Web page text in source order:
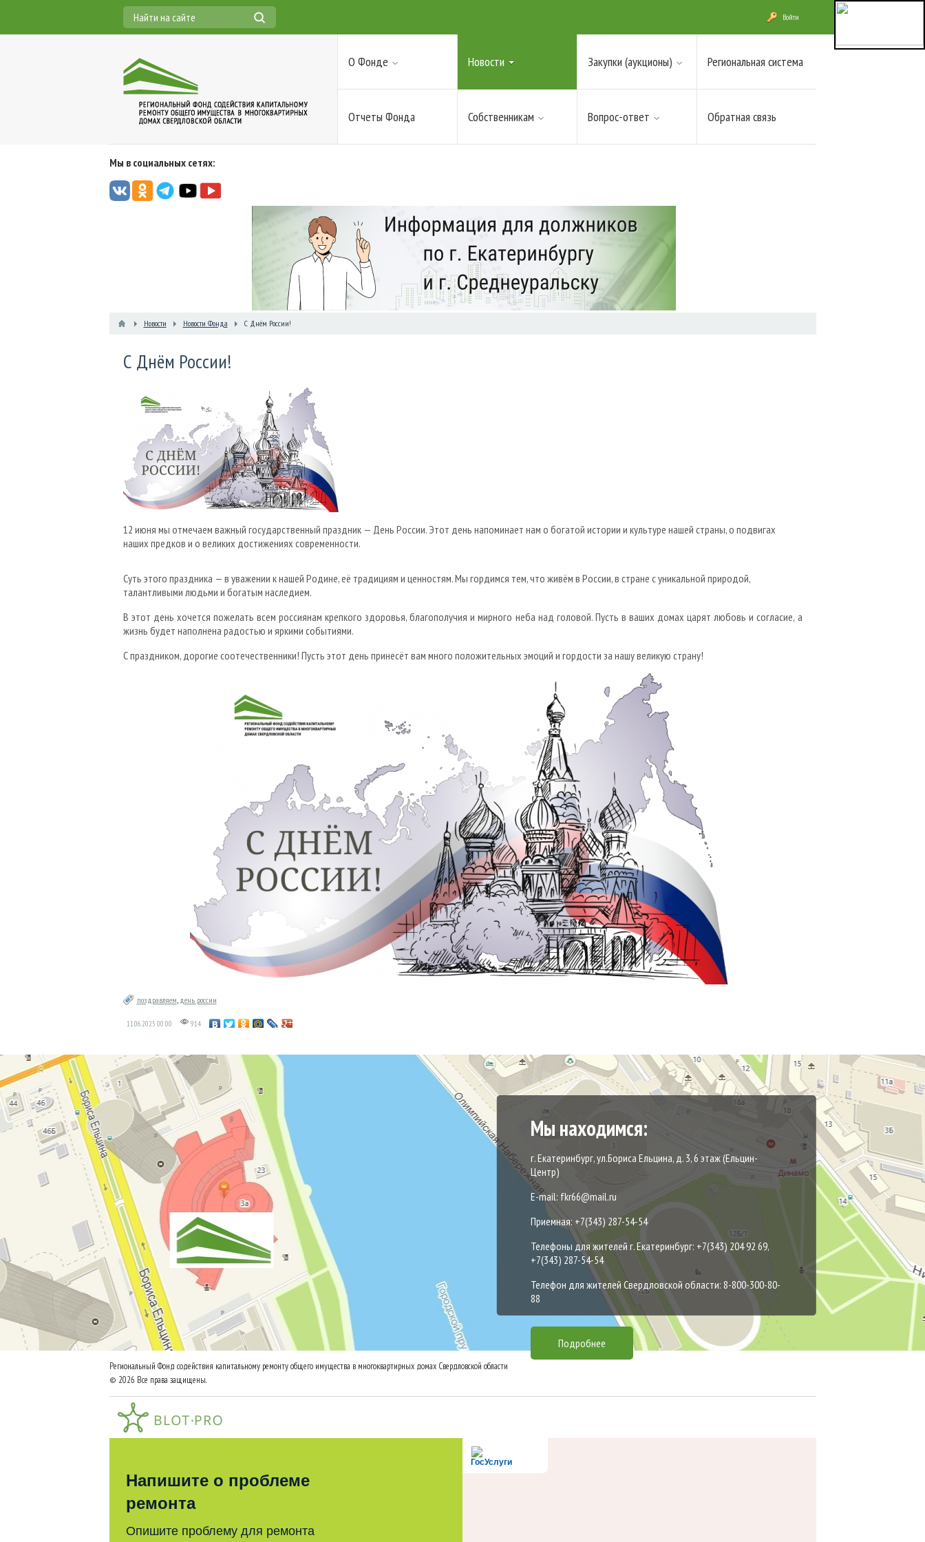
Войти
О Фонде Новости Закупки (аукционы) Региональная система
Отчеты Фонда Собственникам Вопрос-ответ Обратная связь
Мы в социальных сетях:
Новости Новости Фонда С Днём России!
С Днём России!
​12 июня мы отмечаем важный государственный праздник — День России. Этот день напоминает нам о богатой истории и культуре нашей страны, о подвигах
наших предков и о великих достижениях современности.
Суть этого праздника — в уважении к нашей Родине, её традициям и ценностям. Мы гордимся тем, что живём в России, в стране с уникальной природой,
талантливыми людьми и богатым наследием.
В этот день хочется пожелать всем россиянам крепкого здоровья, благополучия и мирного неба над головой. Пусть в ваших домах царят любовь и согласие, а
жизнь будет наполнена радостью и яркими событиями.
С праздником, дорогие соотечественники! Пусть этот день принесёт вам много положительных эмоций и гордости за нашу великую страну!
поздравляем, день россии
11.06.2025 00:00 914
Мы находимся:
г. Екатеринбург, ул.Бориса Ельцина, д. 3, 6 этаж (Ельцин-
Центр)
E-mail: fkr66@mail.ru
Приемная: +7(343) 287-54-54
Телефоны для жителей г. Екатеринбург: +7(343) 204 92 69,
+7(343) 287-54-54
Телефон для жителей Свердловской области: 8-800-300-80-
88
Подробнее
Региональный Фонд содействия капитальному ремонту общего имущества в многоквартирных домах Свердловской области
© 2026 Все права защищены.
ГосУслуги
Напишите о проблеме
ремонта
Опишите проблему для ремонта